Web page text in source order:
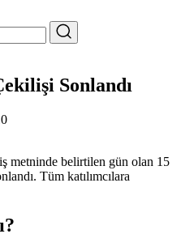
Sonlandı
metninde belirtilen gün olan 15
Tüm katılımcılara